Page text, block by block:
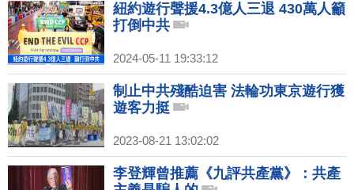
紐約遊行聲援4.3億人三退 430萬人籲
打倒中共
2024-05-11 19:33:12
制止中共殘酷迫害 法輪功東京遊行獲
遊客力挺
2023-08-21 13:02:02
李登輝曾推薦《九評共產黨》：共產